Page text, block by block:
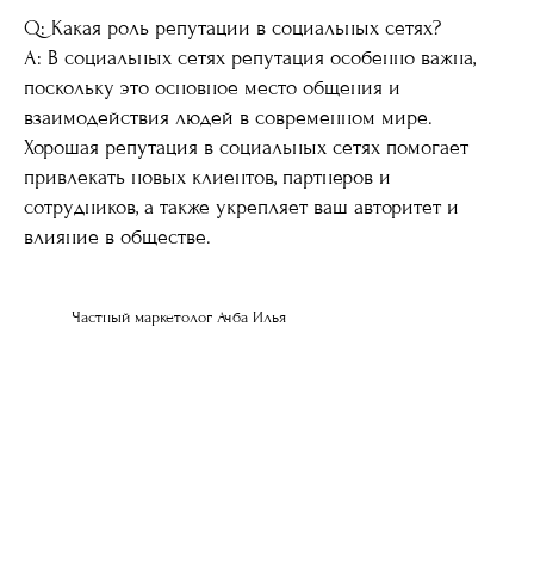
Q: Какая роль репутации в социальных сетях?
A: В социальных сетях репутация особенно важна,
поскольку это основное место общения и
взаимодействия людей в современном мире.
Хорошая репутация в социальных сетях помогает
привлекать новых клиентов, партнеров и
сотрудников, а также укрепляет ваш авторитет и
влияние в обществе.
Частный маркетолог Ачба Илья